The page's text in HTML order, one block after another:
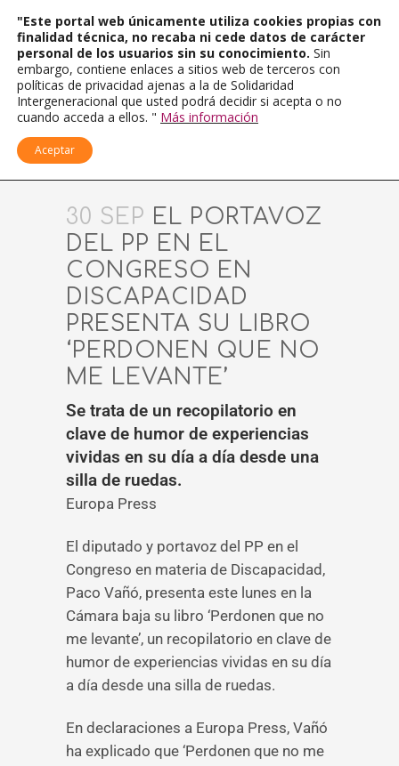
30 SEP EL PORTAVOZ
DEL PP EN EL
CONGRESO EN
DISCAPACIDAD
PRESENTA SU LIBRO
‘PERDONEN QUE NO
ME LEVANTE’
Se trata de un recopilatorio en
clave de humor de experiencias
vividas en su día a día desde una
silla de ruedas.
Europa Press
El diputado y portavoz del PP en el
Congreso en materia de Discapacidad,
Paco Vañó, presenta este lunes en la
Cámara baja su libro ‘Perdonen que no
me levante’, un recopilatorio en clave de
humor de experiencias vividas en su día
a día desde una silla de ruedas.
En declaraciones a Europa Press, Vañó
ha explicado que ‘Perdonen que no me
"Este portal web únicamente utiliza cookies propias con
finalidad técnica, no recaba ni cede datos de carácter
personal de los usuarios sin su conocimiento. Sin
embargo, contiene enlaces a sitios web de terceros con
políticas de privacidad ajenas a la de Solidaridad
Intergeneracional que usted podrá decidir si acepta o no
cuando acceda a ellos. " Más información
Aceptar